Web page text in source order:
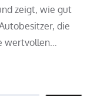
zeigt, wie gut
die
wertvollen…